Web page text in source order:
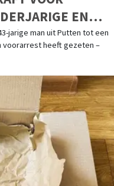
EN
jarige man uit Putten tot een
voorarrest heeft gezeten –